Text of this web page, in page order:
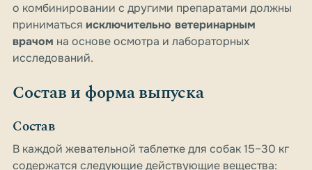
о комбинировании с другими препаратами должны
приниматься исключительно ветеринарным
врачом на основе осмотра и лабораторных
исследований.
Состав и форма выпуска
Состав
В каждой жевательной таблетке для собак 15–30 кг
содержатся следующие действующие вещества: